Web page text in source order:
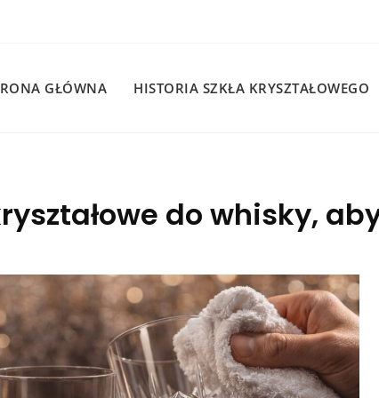
GŁÓWNA HISTORIA SZKŁA KRYSZTAŁOWEGO
do whisky,